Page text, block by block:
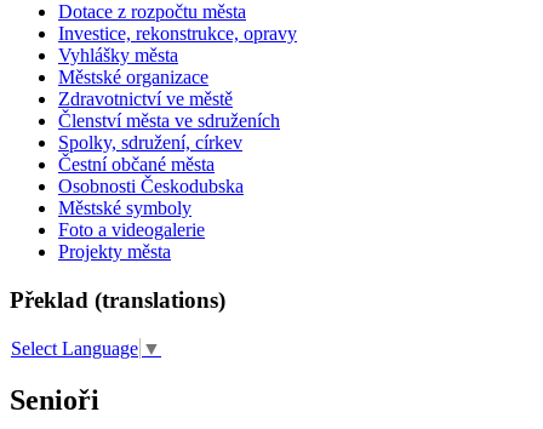
Dotace z rozpočtu města
Investice, rekonstrukce, opravy
Vyhlášky města
Městské organizace
Zdravotnictví ve městě
Členství města ve sdruženích
Spolky, sdružení, církev
Čestní občané města
Osobnosti Českodubska
Městské symboly
Foto a videogalerie
Projekty města
Překlad (translations)
Select Language ▼
Senioři